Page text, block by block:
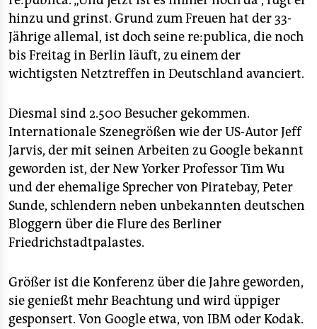
epaper login
hinzu und grinst. Grund zum Freuen hat der 33-
Jährige allemal, ist doch seine re:publica, die noch
bis Freitag in Berlin läuft, zu einem der
wichtigsten Netztreffen in Deutschland avanciert.
Diesmal sind 2.500 Besucher gekommen.
Internationale Szenegrößen wie der US-Autor Jeff
Jarvis, der mit seinen Arbeiten zu Google bekannt
geworden ist, der New Yorker Professor Tim Wu
und der ehemalige Sprecher von Piratebay, Peter
Sunde, schlendern neben unbekannten deutschen
Bloggern über die Flure des Berliner
Friedrichstadtpalastes.
Größer ist die Konferenz über die Jahre geworden,
sie genießt mehr Beachtung und wird üppiger
gesponsert. Von Google etwa, von IBM oder Kodak.